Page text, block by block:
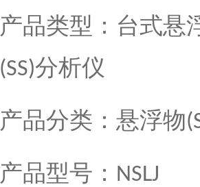
产品类型： 台式悬
(SS)分析仪
产品分类： 悬浮物
产品型号： NSLJ